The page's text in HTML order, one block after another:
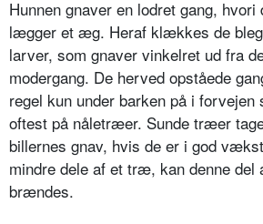
Hunnen gnaver en lodret gang, hvori
lægger et æg. Heraf klækkes de
larver, som gnaver vinkelret ud fra
modergang. De herved op­ståede
regel kun under barken på i
oftest på nåletræer. Sunde træer
billernes gnav, hvis de er i god
mindre dele af et træ, kan denne
brændes.